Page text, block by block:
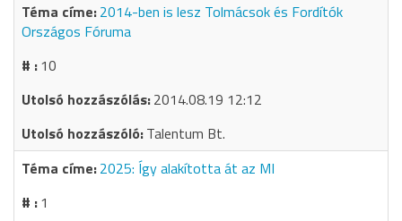
2014-ben is lesz Tolmácsok és Fordítók
Országos Fóruma
10
2014.08.19 12:12
Talentum Bt.
2025: Így alakította át az MI
1